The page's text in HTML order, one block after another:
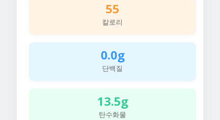
55
칼로리
0.0g
단백질
13.5g
탄수화물